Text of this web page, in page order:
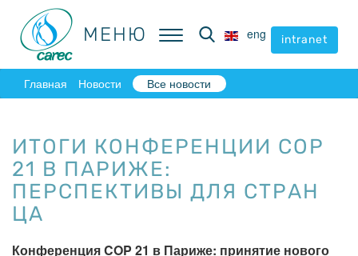
МЕНЮ eng intranet
МЕНЮ eng intranet
Главная Новости Все новости
ИТОГИ КОНФЕРЕНЦИИ COP
21 В ПАРИЖЕ:
ПЕРСПЕКТИВЫ ДЛЯ СТРАН
ЦА
Конференция COP 21 в Париже: принятие нового